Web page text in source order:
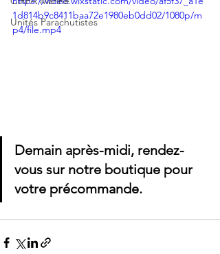
Unités Parachutistes
1d814b9c8411baa72e1980eb0dd02/1080p/m
p4/file.mp4
Demain après-midi, rendez-
vous sur notre boutique pour
votre précommande.